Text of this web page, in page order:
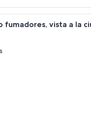
Habitación de
fumadores, vista a la